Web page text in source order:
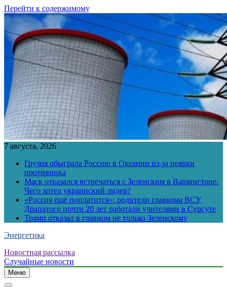
Перейти к содержимому
7 августа, 2026
Грузия обыграла Россию в Океании из-за неявки
противника
Маск отказался встречаться с Зеленским в Вашингтоне.
Чего хотел украинский лидер?
«Россия ещё поплатится»: родители главкома ВСУ
Драпатого почти 20 лет работали учителями в Сургуте
Трамп отказал в главном не только Зеленскому
Энергетика
Новостная рассылка
Случайные новости
Меню